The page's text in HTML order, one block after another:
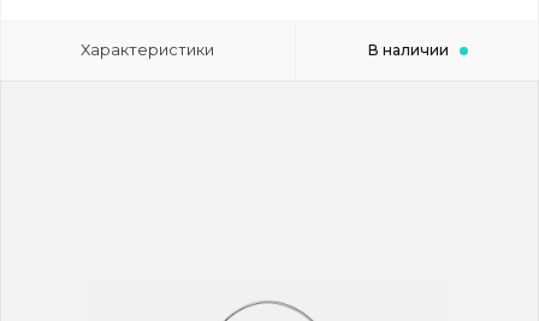
Характеристики В наличии